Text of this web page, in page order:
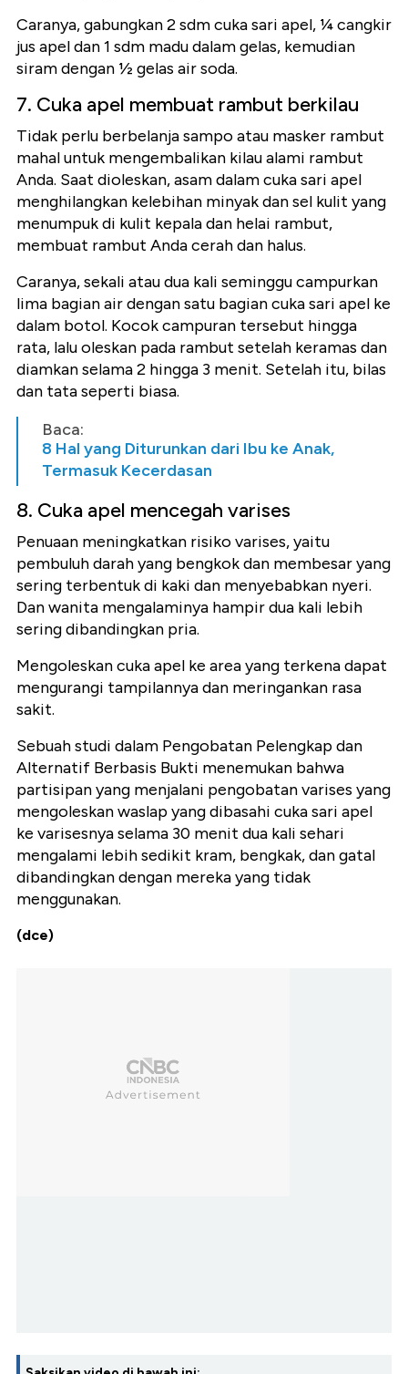
Caranya, gabungkan 2 sdm cuka sari apel, ¼ cangkir
jus apel dan 1 sdm madu dalam gelas, kemudian
siram dengan ½ gelas air soda.
7. Cuka apel membuat rambut berkilau
Tidak perlu berbelanja sampo atau masker rambut
mahal untuk mengembalikan kilau alami rambut
Anda. Saat dioleskan, asam dalam cuka sari apel
menghilangkan kelebihan minyak dan sel kulit yang
menumpuk di kulit kepala dan helai rambut,
membuat rambut Anda cerah dan halus.
Caranya, sekali atau dua kali seminggu campurkan
lima bagian air dengan satu bagian cuka sari apel ke
dalam botol. Kocok campuran tersebut hingga
rata, lalu oleskan pada rambut setelah keramas dan
diamkan selama 2 hingga 3 menit. Setelah itu, bilas
dan tata seperti biasa.
Baca:
8 Hal yang Diturunkan dari Ibu ke Anak,
Termasuk Kecerdasan
8. Cuka apel mencegah varises
Penuaan meningkatkan risiko varises, yaitu
pembuluh darah yang bengkok dan membesar yang
sering terbentuk di kaki dan menyebabkan nyeri.
Dan wanita mengalaminya hampir dua kali lebih
sering dibandingkan pria.
Mengoleskan cuka apel ke area yang terkena dapat
mengurangi tampilannya dan meringankan rasa
sakit.
Sebuah studi dalam Pengobatan Pelengkap dan
Alternatif Berbasis Bukti menemukan bahwa
partisipan yang menjalani pengobatan varises yang
mengoleskan waslap yang dibasahi cuka sari apel
ke varisesnya selama 30 menit dua kali sehari
mengalami lebih sedikit kram, bengkak, dan gatal
dibandingkan dengan mereka yang tidak
menggunakan.
(dce)